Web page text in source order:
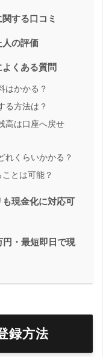
する口コミ
人の評価
くある質問
はかかる？
る方法は？
高は口座へ戻せ
れくらいかかる？
とは可能？
現金化に対応可
円・最短即日で現
録方法